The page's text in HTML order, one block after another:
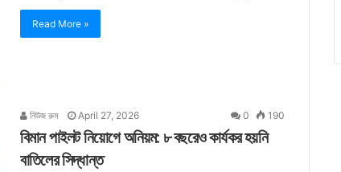
Read More »
নিউজ রুম April 27, 2026 0 190
বিমান পাইলট নিয়োগে অনিয়ম: ৮ বছরেও কার্যকর হয়নি
বাতিলের সিদ্ধান্ত